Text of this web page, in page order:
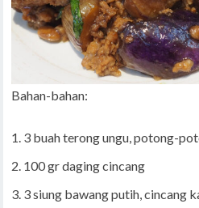
Bahan-bahan:
3 buah terong ungu, potong-
100 gr daging cincang
3 siung bawang putih, cincang